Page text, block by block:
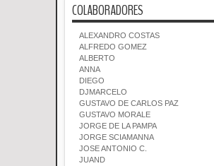
COLABORADORES
ALEXANDRO COSTAS
ALFREDO GOMEZ
ALBERTO
ANNA
DIEGO
DJMARCELO
GUSTAVO DE CARLOS PAZ
GUSTAVO MORALE
JORGE DE LA PAMPA
JORGE SCIAMANNA
JOSE ANTONIO C.
JUAND